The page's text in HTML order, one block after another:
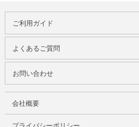
ご利用ガイド
よくあるご質問
お問い合わせ
会社概要
プライバシーポリシー